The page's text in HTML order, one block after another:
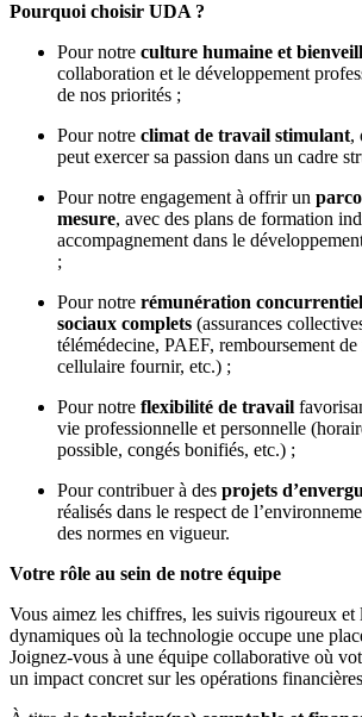
Pourquoi choisir UDA ?
Pour notre culture humaine et
collaboration et le développement
de nos priorités ;
Pour notre climat de travail stimulant,
peut exercer sa passion dans un cadre
Pour notre engagement à offrir un
mesure, avec des plans de formation
accompagnement dans le
;
Pour notre rémunération
sociaux complets (assurances
télémédecine, PAEF, remboursement
cellulaire fournir, etc.) ;
Pour notre flexibilité de travail
vie professionnelle et personnelle
possible, congés bonifiés, etc.) ;
Pour contribuer à des projets
réalisés dans le respect de
des normes en vigueur.
Votre rôle au sein de notre équipe
Vous aimez les chiffres, les suivis rigoureux et
dynamiques où la technologie occupe une
Joignez-vous à une équipe collaborative où
un impact concret sur les opérations